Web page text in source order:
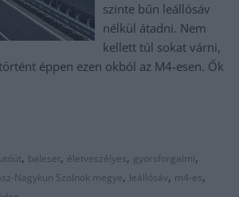
szinte bűn leállósáv
nélkül átadni. Nem
kellett túl sokat várni,
éppen ezen okból az M4-esen. Ők
, baleset, életveszélyes, gyorsforgalmi,
Nagykun Szolnok megye, leállósáv, m4-es,